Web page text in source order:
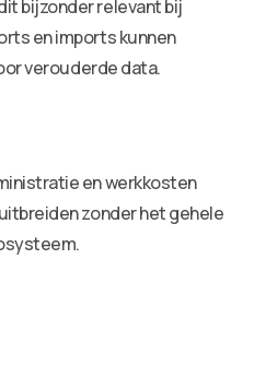
bijzonder relevant bij
en imports kunnen
verouderde data.
en werkkosten
zonder het gehele